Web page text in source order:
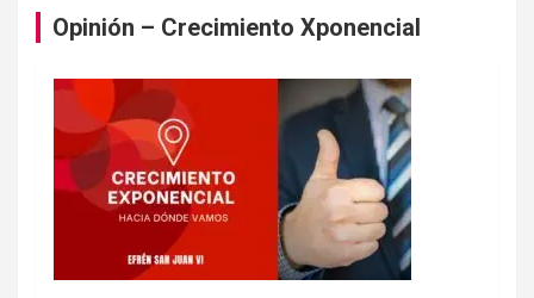
Opinión – Crecimiento Xponencial